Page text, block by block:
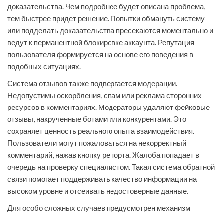
доказательства. Чем подробнее будет описана проблема,
тем быстрее придет решение. Попытки обмануть систему
или подделать доказательства пресекаются моментально и
ведут к перманентной блокировке аккаунта. Репутация
пользователя формируется на основе его поведения в
подобных ситуациях.
Система отзывов также подвергается модерации.
Недопустимы оскорбления, спам или реклама сторонних
ресурсов в комментариях. Модераторы удаляют фейковые
отзывы, накрученные ботами или конкурентами. Это
сохраняет ценность реального опыта взаимодействия.
Пользователи могут пожаловаться на некорректный
комментарий, нажав кнопку репорта. Жалоба попадает в
очередь на проверку специалистом. Такая система обратной
связи помогает поддерживать качество информации на
высоком уровне и отсеивать недостоверные данные.
Для особо сложных случаев предусмотрен механизм